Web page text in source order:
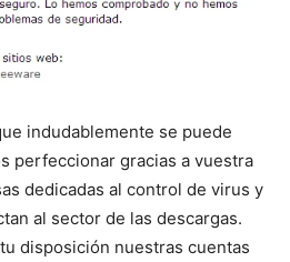
indudablemente se puede
perfeccionar gracias a vuestra
dedicadas al control de virus y
al sector de las descargas.
disposición nuestras cuentas